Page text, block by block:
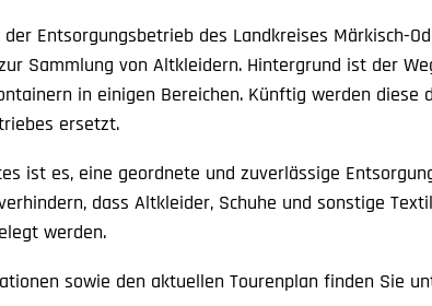
Entsorgungsbetrieb des Landkreises Märkisch-
Sammlung von Altkleidern. Hintergrund ist der
in einigen Bereichen. Künftig werden diese
ersetzt.
ist es, eine geordnete und zuverlässige
dass Altkleider, Schuhe und sonstige
werden.
sowie den aktuellen Tourenplan finden Sie